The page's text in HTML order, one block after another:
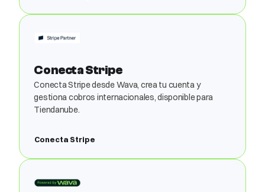
Conecta Stripe
Conecta Stripe desde Wava, crea tu cuenta y
gestiona cobros internacionales, disponible para
Tiendanube.
Conecta Stripe